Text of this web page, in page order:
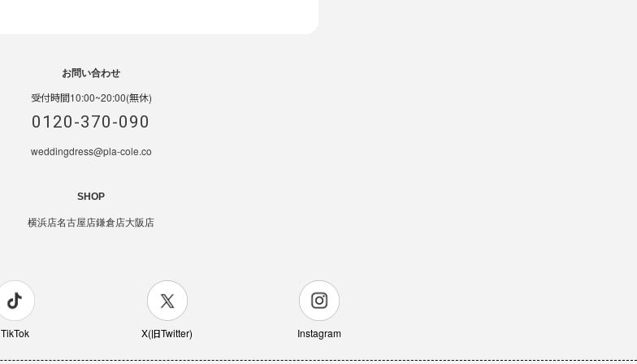
お問い合わせ
受付時間10:00~20:00(無休)
0120-370-090
weddingdress@pla-cole.co
SHOP
横浜店名古屋店鎌倉店大阪店
TikTok X(旧Twitter) Instagram